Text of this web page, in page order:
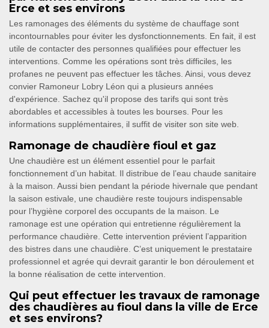
Erce et ses environs
Les ramonages des éléments du système de chauffage sont
incontournables pour éviter les dysfonctionnements. En fait, il est
utile de contacter des personnes qualifiées pour effectuer les
interventions. Comme les opérations sont très difficiles, les
profanes ne peuvent pas effectuer les tâches. Ainsi, vous devez
convier Ramoneur Lobry Léon qui a plusieurs années
d'expérience. Sachez qu'il propose des tarifs qui sont très
abordables et accessibles à toutes les bourses. Pour les
informations supplémentaires, il suffit de visiter son site web.
Ramonage de chaudière fioul et gaz
Une chaudière est un élément essentiel pour le parfait
fonctionnement d’un habitat. Il distribue de l’eau chaude sanitaire
à la maison. Aussi bien pendant la période hivernale que pendant
la saison estivale, une chaudière reste toujours indispensable
pour l’hygiène corporel des occupants de la maison. Le
ramonage est une opération qui entretienne régulièrement la
performance chaudière. Cette intervention prévient l’apparition
des bistres dans une chaudière. C’est uniquement le prestataire
professionnel et agrée qui devrait garantir le bon déroulement et
la bonne réalisation de cette intervention.
Qui peut effectuer les travaux de ramonage
des chaudières au fioul dans la ville de Erce
et ses environs?